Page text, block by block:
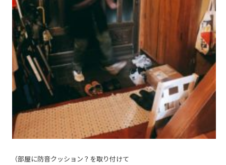
（部屋に防音クッション？を取り付けて